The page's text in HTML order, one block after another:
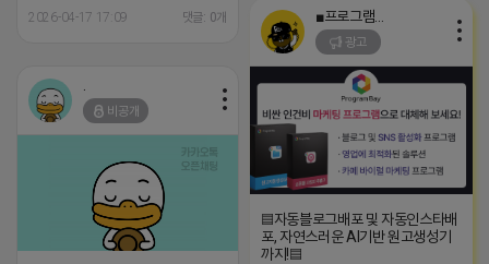
2026-04-17 17:09 댓글: 0개
광고
▤자동블로그배포 및 자동인스타배
포, 자연스러운 AI기반 원고생성기
까지!▤
비공개